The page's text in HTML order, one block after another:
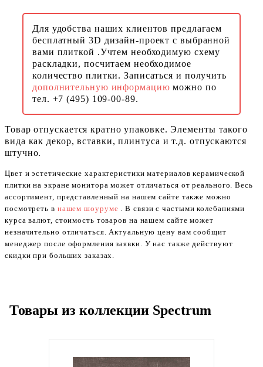
Для удобства наших клиентов предлагаем
бесплатный 3D дизайн-проект с выбранной
вами плиткой .Учтем необходимую схему
раскладки, посчитаем необходимое
количество плитки. Записаться и получить
дополнительную информациюможно по
тел. +7 (495) 109-00-89.
Товар отпускается кратно упаковке. Элементы такого
вида как декор, вставки, плинтуса и т.д. отпускаются
штучно.
Цвет и эстетические характеристики материалов керамической
плитки на экране монитора может отличаться от реального. Весь
ассортимент, представленный на нашем сайте также можно
посмотреть в нашем шоуруме . В связи с частыми колебаниями
курса валют, стоимость товаров на нашем сайте может
незначительно отличаться. Актуальную цену вам сообщит
менеджер после оформления заявки. У нас также действуют
скидки при больших заказах.
Товары из коллекции Spectrum